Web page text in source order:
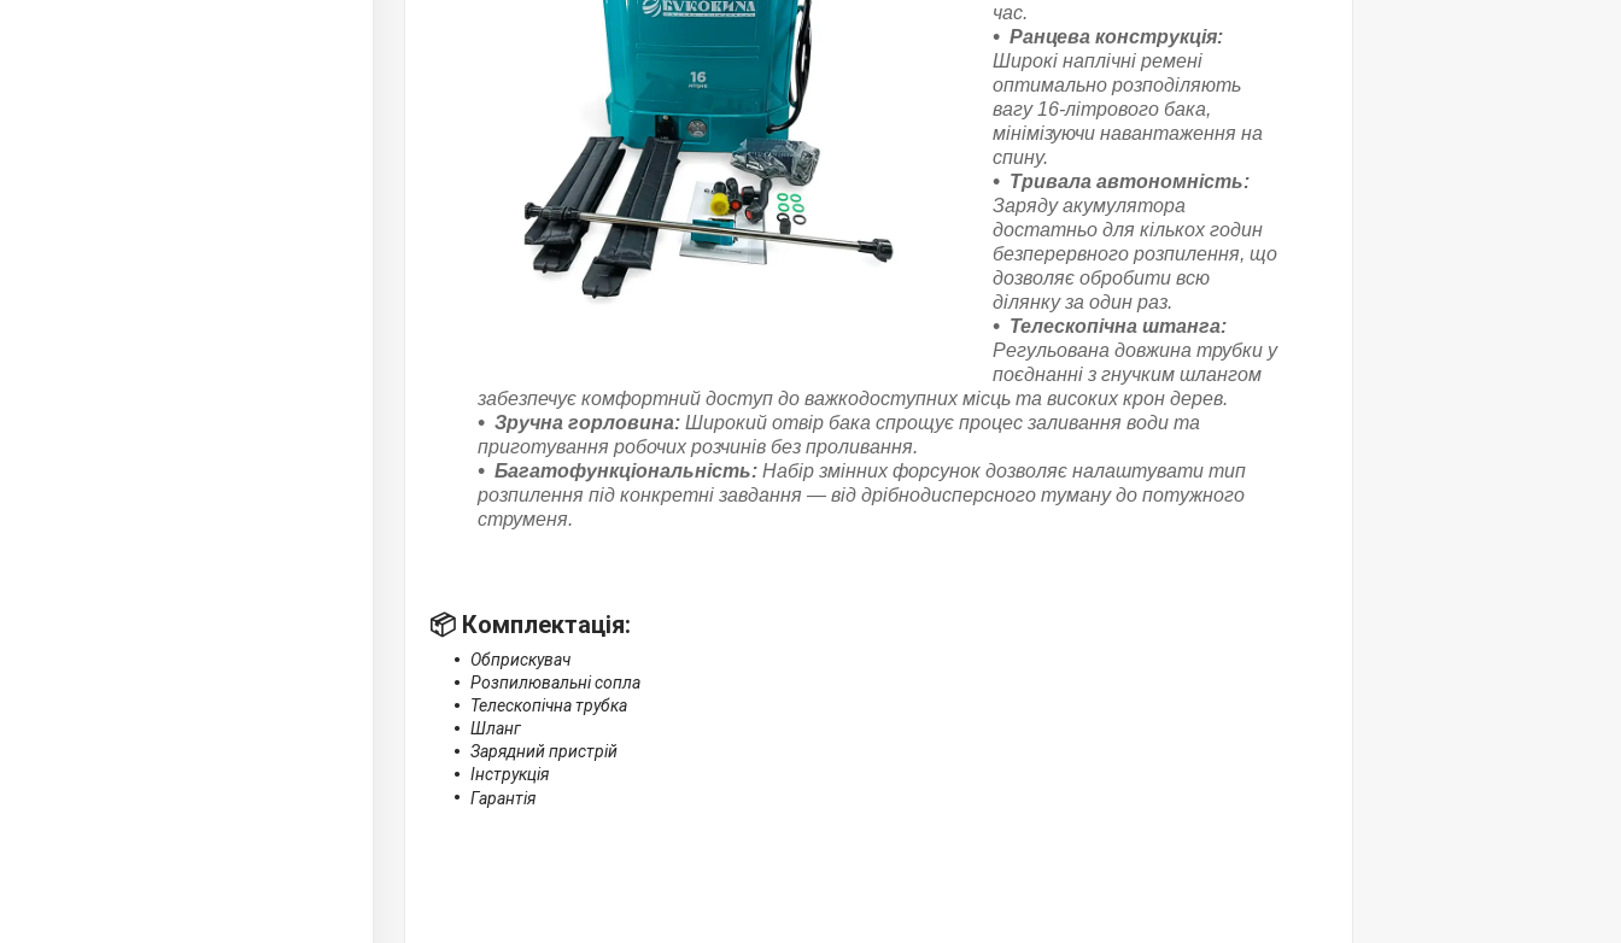
час.
Ранцева конструкція:
Широкі наплічні ремені
оптимально розподіляють
вагу 16-літрового бака,
мінімізуючи навантаження на
спину.
Тривала автономність:
Заряду акумулятора
достатньо для кількох годин
безперервного розпилення, що
дозволяє обробити всю
ділянку за один раз.
Телескопічна штанга:
Регульована довжина трубки у
поєднанні з гнучким шлангом
забезпечує комфортний доступ до важкодоступних місць та високих крон дерев.
Зручна горловина: Широкий отвір бака спрощує процес заливання води та
приготування робочих розчинів без проливання.
Багатофункціональність: Набір змінних форсунок дозволяє налаштувати тип
розпилення під конкретні завдання — від дрібнодисперсного туману до потужного
струменя.
📦 Комплектація:
Обприскувач
Розпилювальні сопла
Телескопічна трубка
Шланг
Зарядний пристрій
Інструкція
Гарантія